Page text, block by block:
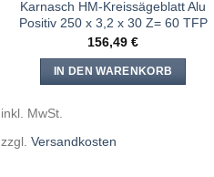
Karnasch HM-Kreissägeblatt Alu
Positiv 250 x 3,2 x 30 Z= 60 TFP
156,49€
IN DEN WARENKORB
inkl. MwSt.
zzgl. Versandkosten